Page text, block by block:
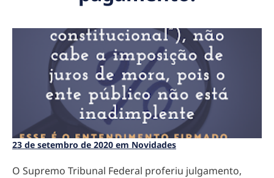
23 de setembro de 2020 em Novidades
O Supremo Tribunal Federal proferiu julgamento,